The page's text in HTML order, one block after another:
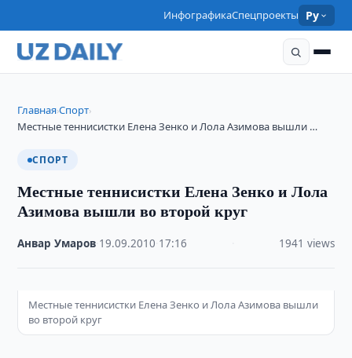
ИнфографикаСпецпроекты Ру
Главная›Спорт›
Местные теннисистки Елена Зенко и Лола Азимова вышли …
СПОРТ
Местные теннисистки Елена Зенко и Лола
Азимова вышли во второй круг
Анвар Умаров 19.09.2010 17:16 1941 views
Местные теннисистки Елена Зенко и Лола Азимова вышли
во второй круг